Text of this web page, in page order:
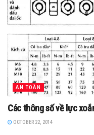
AN TOÀN
Các thông số về lực
OCTOBER 22, 2014